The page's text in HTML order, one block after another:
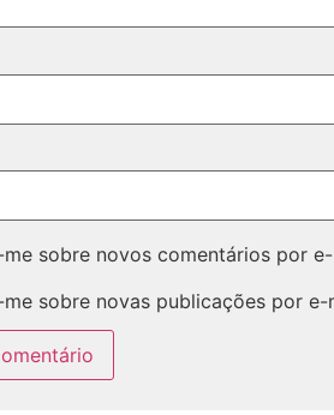
sobre novos comentários por
sobre novas publicações por e-